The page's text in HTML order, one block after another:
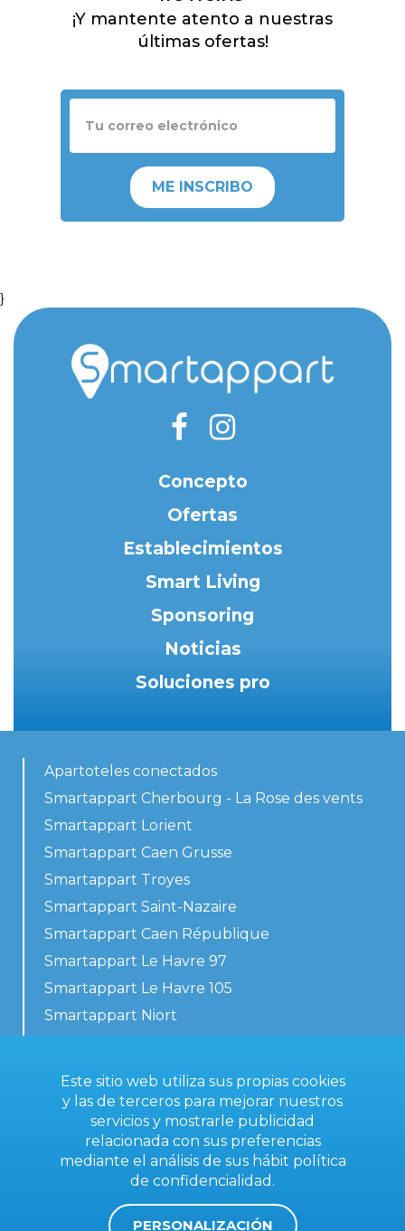
¡Y mantente atento a nuestras
últimas ofertas!
ME INSCRIBO
}
Concepto
Ofertas
Establecimientos
Smart Living
Sponsoring
Noticias
Soluciones pro
Apartoteles conectados
Smartappart Cherbourg - La Rose des vents
Smartappart Lorient
Smartappart Caen Grusse
Smartappart Troyes
Smartappart Saint-Nazaire
Smartappart Caen République
Smartappart Le Havre 97
Smartappart Le Havre 105
Smartappart Niort
Contacta con nosotros
Condiciones generales
Este sitio web utiliza sus propias cookies
y las de terceros para mejorar nuestros
servicios y mostrarle publicidad
relacionada con sus preferencias
mediante el análisis de sus hábit política
de confidencialidad .
PERSONALIZACIÓN